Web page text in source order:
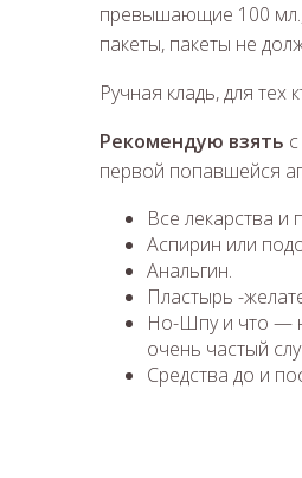
превышающие 100 мл.,
пакеты, пакеты не
Ручная кладь, для
Рекомендую взять
первой попавшейся
Все лекарства и
Аспирин или
Анальгин.
Пластырь -
Но-Шпу и что —
очень частый
Средства до и